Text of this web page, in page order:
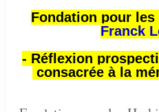
Fondation pour
Franck
- Réflexion
consacrée à la